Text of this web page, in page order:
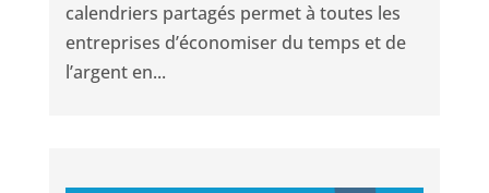
calendriers partagés permet à toutes les
entreprises d’économiser du temps et de
l’argent en...